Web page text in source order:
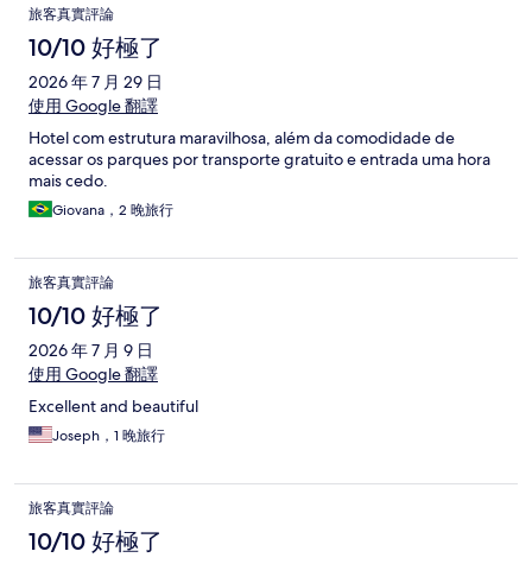
旅客真實評論
10/10 好極了
2026 年 7 月 29 日
使用 Google 翻譯
Hotel com estrutura maravilhosa, além da comodidade de
acessar os parques por transporte gratuito e entrada uma hora
mais cedo.
Giovana，2 晚旅行
旅客真實評論
10/10 好極了
2026 年 7 月 9 日
使用 Google 翻譯
Excellent and beautiful
Joseph，1 晚旅行
旅客真實評論
10/10 好極了